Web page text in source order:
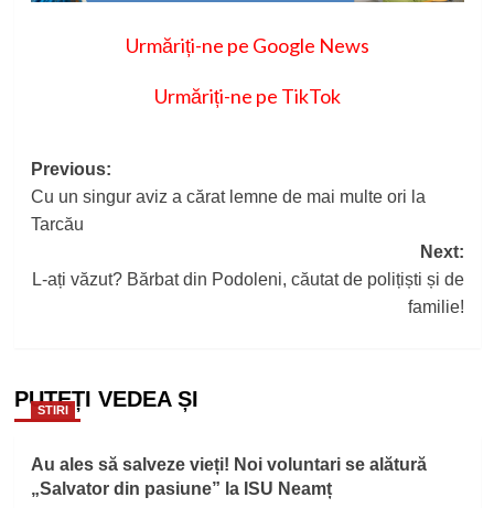
Urmăriți-ne pe Google News
Urmăriți-ne pe TikTok
Post
navigation
Previous:
Cu un singur aviz a cărat lemne de mai multe ori la
Tarcău
Next:
L-ați văzut? Bărbat din Podoleni, căutat de polițiști și de
familie!
PUTEȚI VEDEA ȘI
STIRI
Au ales să salveze vieți! Noi voluntari se alătură
„Salvator din pasiune” la ISU Neamț